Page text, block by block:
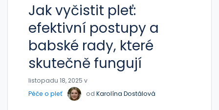
Jak vyčistit pleť:
efektivní postupy a
babské rady, které
skutečně fungují
listopadu 18, 2025 v
Péče o pleť
od Karolína Dostálová